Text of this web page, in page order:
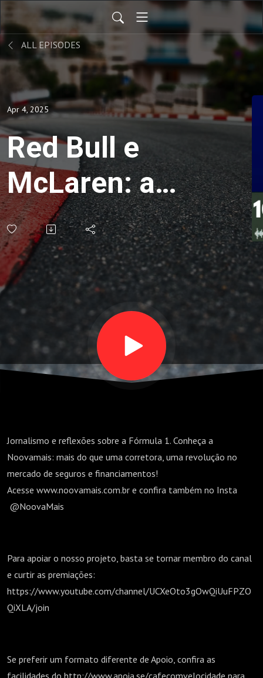
ALL EPISODES
Apr 4, 2025
Red Bull e
McLaren: as
atrações da
Fórmula 1
em Suzuka |
ALÉM DA
VELOCIDADE
Jornalismo e reflexões sobre a Fórmula 1. Conheça a
Noovamais: mais do que uma corretora, uma revolução no
mercado de seguros e financiamentos!
Acesse www.noovamais.com.br e confira também no Insta
@NoovaMais
Para apoiar o nosso projeto, basta se tornar membro do canal
e curtir as premiações:
https://www.youtube.com/channel/UCXeOto3gOwQiUuFPZO
QiXLA/join
Se preferir um formato diferente de Apoio, confira as
facilidades do http://www.apoia.se/cafecomvelocidade para